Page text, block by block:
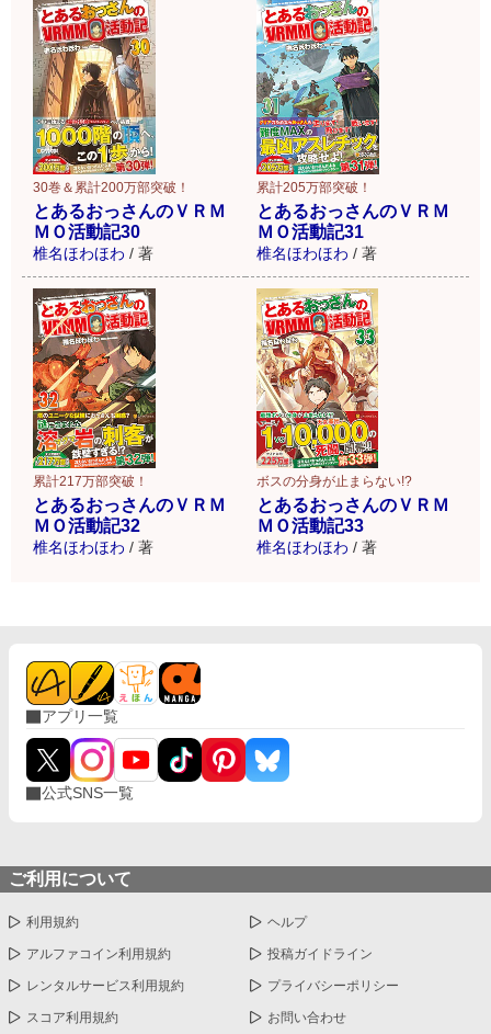
30巻＆累計200万部突破！
とあるおっさんのＶＲＭ
ＭＯ活動記30
椎名ほわほわ / 著
累計205万部突破！
とあるおっさんのＶＲＭ
ＭＯ活動記31
椎名ほわほわ / 著
累計217万部突破！
とあるおっさんのＶＲＭ
ＭＯ活動記32
椎名ほわほわ / 著
ボスの分身が止まらない!?
とあるおっさんのＶＲＭ
ＭＯ活動記33
椎名ほわほわ / 著
アプリ一覧
公式SNS一覧
ご利用について
利用規約 ヘルプ
アルファコイン利用規約 投稿ガイドライン
レンタルサービス利用規約 プライバシーポリシー
スコア利用規約 お問い合わせ